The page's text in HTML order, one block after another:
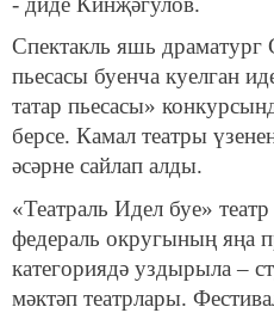
Спектакль яшь
пьесасы буенча куелган
татар пьесасы»
берсе. Камал театры
әсәрне сайлап алды.
«Театраль Идел буе»
федераль округының яңа
категориядә уздырыла –
мәктәп театрлары.